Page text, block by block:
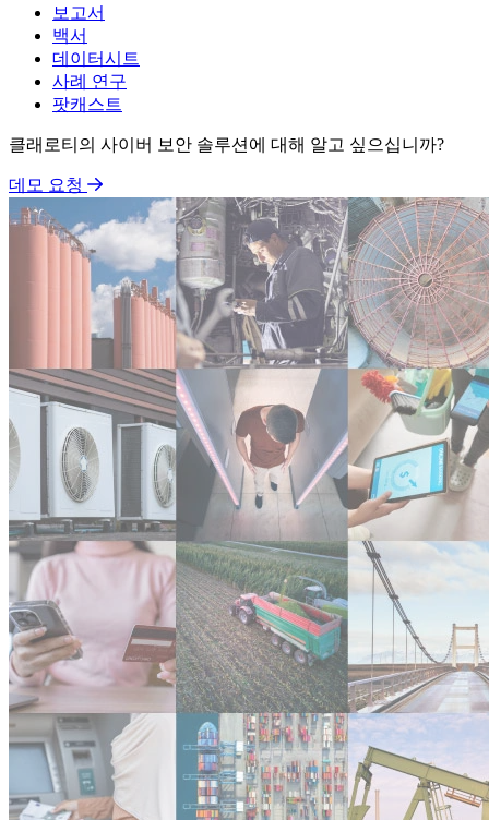
보고서
백서
데이터시트
사례 연구
팟캐스트
클래로티의 사이버 보안 솔루션에 대해 알고 싶으십니까?
데모 요청